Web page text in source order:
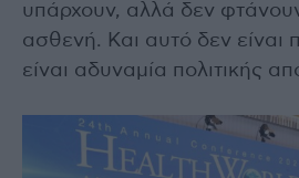
υπάρχουν, αλλά δεν
ασθενή. Και αυτό δεν είναι
είναι αδυναμία πολιτικής